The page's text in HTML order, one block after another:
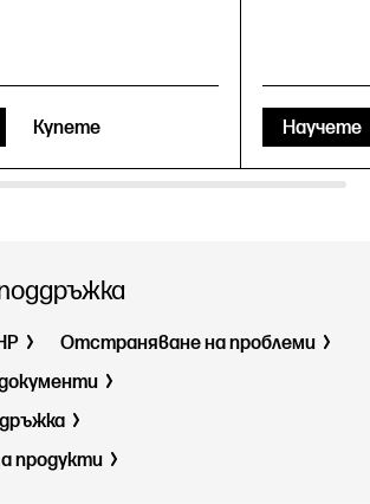
Купете Научете
Отстраняване на проблеми
продукти